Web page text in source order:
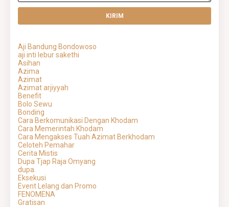
Aji Bandung Bondowoso
aji inti lebur sakethi
Asihan
Azima
Azimat
Azimat arjiyyah
Benefit
Bolo Sewu
Bonding
Cara Berkomunikasi Dengan Khodam
Cara Memerintah Khodam
Cara Mengakses Tuah Azimat Berkhodam
Celoteh Pemahar
Cerita Mistis
Dupa Tjap Raja Omyang
dupa.
Eksekusi
Event Lelang dan Promo
FENOMENA
Gratisan